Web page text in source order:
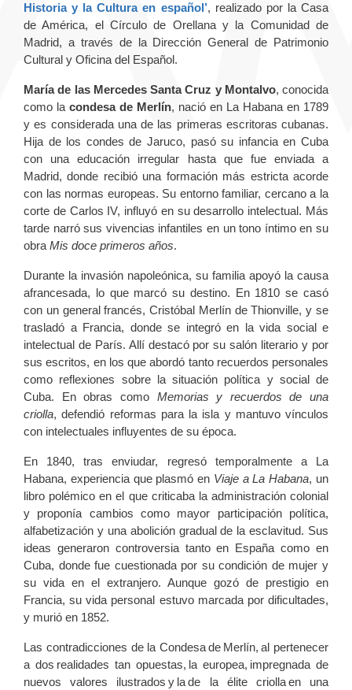
Historia y la Cultura en español’, realizado por la Casa
de América, el Círculo de Orellana y la Comunidad de
Madrid, a través de la Dirección General de Patrimonio
Cultural y Oficina del Español.
María de las Mercedes Santa Cruz y Montalvo, conocida
como la condesa de Merlín, nació en La Habana en 1789
y es considerada una de las primeras escritoras cubanas.
Hija de los condes de Jaruco, pasó su infancia en Cuba
con una educación irregular hasta que fue enviada a
Madrid, donde recibió una formación más estricta acorde
con las normas europeas. Su entorno familiar, cercano a la
corte de Carlos IV, influyó en su desarrollo intelectual. Más
tarde narró sus vivencias infantiles en un tono íntimo en su
obra Mis doce primeros años.
Durante la invasión napoleónica, su familia apoyó la causa
afrancesada, lo que marcó su destino. En 1810 se casó
con un general francés, Cristóbal Merlín de Thionville, y se
trasladó a Francia, donde se integró en la vida social e
intelectual de París. Allí destacó por su salón literario y por
sus escritos, en los que abordó tanto recuerdos personales
como reflexiones sobre la situación política y social de
Cuba. En obras como Memorias y recuerdos de una
criolla, defendió reformas para la isla y mantuvo vínculos
con intelectuales influyentes de su época.
En 1840, tras enviudar, regresó temporalmente a La
Habana, experiencia que plasmó en Viaje a La Habana, un
libro polémico en el que criticaba la administración colonial
y proponía cambios como mayor participación política,
alfabetización y una abolición gradual de la esclavitud. Sus
ideas generaron controversia tanto en España como en
Cuba, donde fue cuestionada por su condición de mujer y
su vida en el extranjero. Aunque gozó de prestigio en
Francia, su vida personal estuvo marcada por dificultades,
y murió en 1852.
Las contradicciones de la Condesa de Merlín, al pertenecer
a dos realidades tan opuestas, la europea, impregnada de
nuevos valores ilustrados y la de la élite criolla en una